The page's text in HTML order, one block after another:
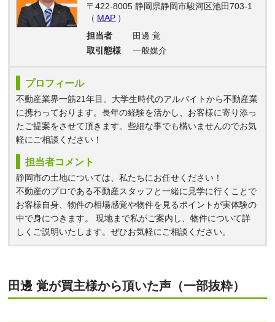
〒422-8005 静岡県静岡市駿河区池田703-1
（ MAP ）
担当者
田邊 覚
取引態様
一般媒介
プロフィール
不動産業界一筋21年目。大学生時代のアルバイトから不動産業
に携わっております。長年の経験を活かし、お客様に寄り添っ
たご提案をさせて頂きます。些細な事でも構いませんのでお気
軽にご相談ください！
担当者コメント
静岡市の土地については、私たちにお任せください！
不動産のプロである不動産スタッフと一緒に見学に行くことで
お客様自身、物件の相場感覚や物件を見るポイントが実体験の
中で身につきます。 現地まで私がご案内し、物件について詳
しくご説明いたします。ぜひお気軽にご相談ください。
田邊 覚が買主様から頂いた声（一部抜粋）